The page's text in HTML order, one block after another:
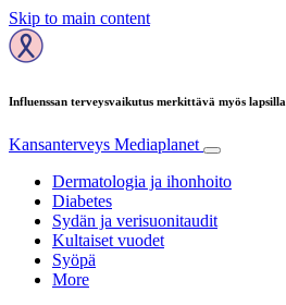
Skip to main content
Influenssan terveysvaikutus merkittävä myös lapsilla
Kansanterveys Mediaplanet
Dermatologia ja ihonhoito
Diabetes
Sydän ja verisuonitaudit
Kultaiset vuodet
Syöpä
More